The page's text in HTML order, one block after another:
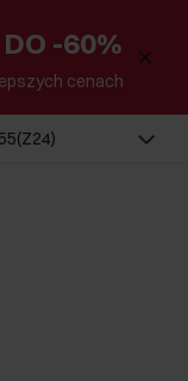
-60%
cenach